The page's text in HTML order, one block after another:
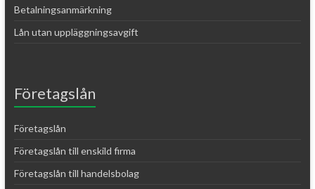
Betalningsanmärkning
Lån utan uppläggningsavgift
Företagslån
Företagslån
Företagslån till enskild firma
Företagslån till handelsbolag